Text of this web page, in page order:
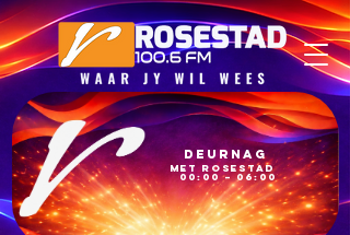
00:00 – 06:00
met Rosestad
Deurnag